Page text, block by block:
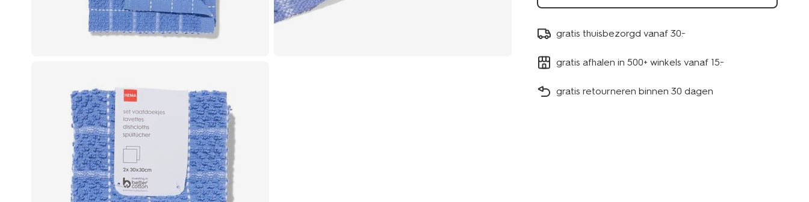
gratis thuisbezorgd vanaf 30.-
gratis afhalen in 500+ winkels vanaf 15.-
gratis retourneren binnen 30 dagen